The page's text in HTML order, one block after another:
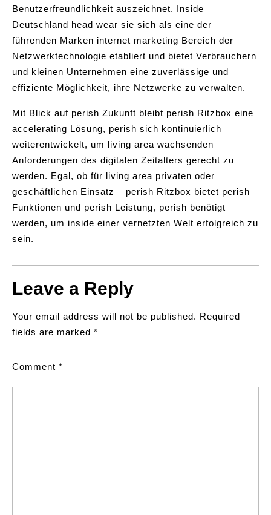
Benutzerfreundlichkeit auszeichnet. Inside
Deutschland head wear sie sich als eine der
führenden Marken internet marketing Bereich der
Netzwerktechnologie etabliert und bietet Verbrauchern
und kleinen Unternehmen eine zuverlässige und
effiziente Möglichkeit, ihre Netzwerke zu verwalten.
Mit Blick auf perish Zukunft bleibt perish Ritzbox eine
accelerating Lösung, perish sich kontinuierlich
weiterentwickelt, um living area wachsenden
Anforderungen des digitalen Zeitalters gerecht zu
werden. Egal, ob für living area privaten oder
geschäftlichen Einsatz – perish Ritzbox bietet perish
Funktionen und perish Leistung, perish benötigt
werden, um inside einer vernetzten Welt erfolgreich zu
sein.
Leave a Reply
Your email address will not be published. Required
fields are marked *
Comment *